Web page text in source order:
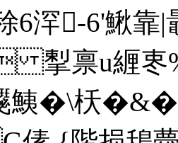
浫-6'鰍靠|
揧禀u緾
鮧�\枖